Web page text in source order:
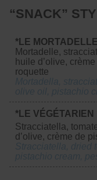
“SNACK”
*LE
Mortadelle,
huile d’olive,
roquette
*LE VÉGÉTARIEN
Stracciatella,
d’olive, crème de